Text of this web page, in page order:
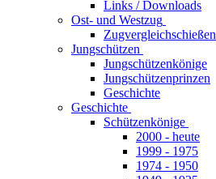
Links / Downloads
Ost- und Westzug
Zugvergleichschießen
Jungschützen
Jungschützenkönige
Jungschützenprinzen
Geschichte
Geschichte
Schützenkönige
2000 - heute
1999 - 1975
1974 - 1950